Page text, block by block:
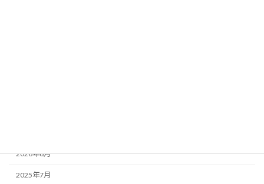
2026年8月
2025年7月